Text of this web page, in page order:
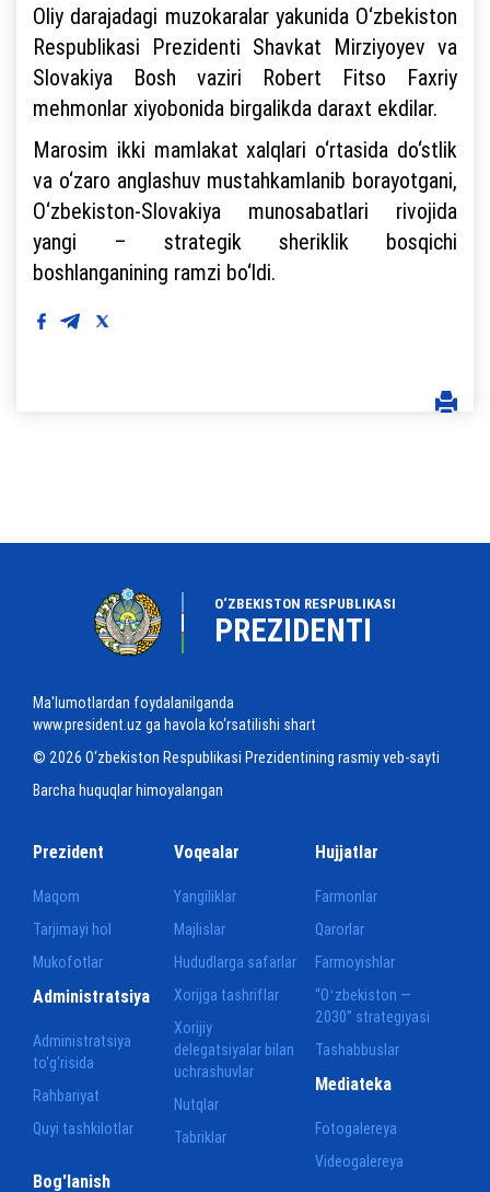
Oliy darajadagi muzokaralar yakunida O‘zbekiston
Respublikasi Prezidenti Shavkat Mirziyoyev va
Slovakiya Bosh vaziri Robert Fitso Faxriy
mehmonlar xiyobonida birgalikda daraxt ekdilar.
Marosim ikki mamlakat xalqlari o‘rtasida do‘stlik
va o‘zaro anglashuv mustahkamlanib borayotgani,
O‘zbekiston-Slovakiya munosabatlari rivojida
yangi – strategik sheriklik bosqichi
boshlanganining ramzi bo‘ldi.
O‘ZBEKISTON RESPUBLIKASI
PREZIDENTI
Ma'lumotlardan foydalanilganda
www.president.uz ga havola ko‘rsatilishi shart
© 2026 O‘zbekiston Respublikasi Prezidentining rasmiy veb-sayti
Barcha huquqlar himoyalangan
Prezident
Maqom
Tarjimayi hol
Mukofotlar
Voqealar
Yangiliklar
Majlislar
Hududlarga safarlar
Xorijga tashriflar
Xorijiy
delegatsiyalar bilan
uchrashuvlar
Nutqlar
Tabriklar
Hujjatlar
Farmonlar
Qarorlar
Farmoyishlar
“Oʻzbekiston —
2030” strategiyasi
Tashabbuslar
Administratsiya
Administratsiya
to‘g‘risida
Rahbariyat
Quyi tashkilotlar
Mediateka
Fotogalereya
Videogalereya
Bog'lanish